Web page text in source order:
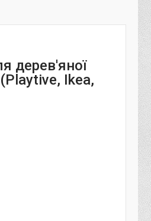
дерев'яної
(Playtive, Ikea,